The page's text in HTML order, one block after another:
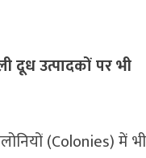
दूध उत्पादकों पर भी
(Colonies) में भी